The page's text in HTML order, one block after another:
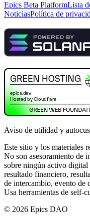
Epics Beta PlatformLista
NoticiasPolítica de
Aviso de utilidad y
Este sitio y los materiales
No son asesoramiento de
sobre ningún activo
resultado financiero,
de intercambio, evento
Usa herramientas de self-
© 2026 Epics DAO